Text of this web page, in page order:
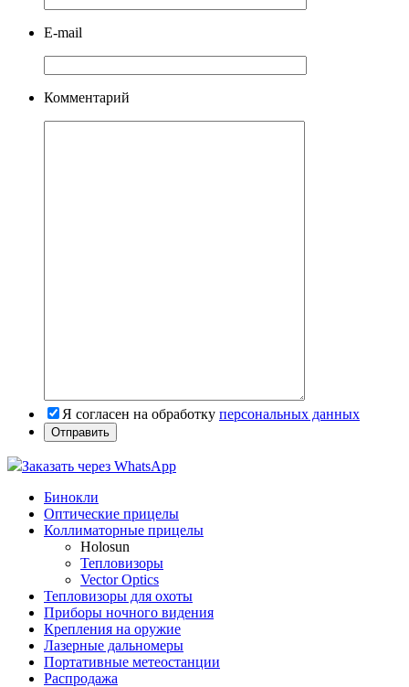
E-mail
Комментарий
Я согласен на обработку персональных данных
Заказать через WhatsApp
Бинокли
Оптические прицелы
Коллиматорные прицелы
Holosun
Тепловизоры
Vector Optics
Тепловизоры для охоты
Приборы ночного видения
Крепления на оружие
Лазерные дальномеры
Портативные метеостанции
Распродажа